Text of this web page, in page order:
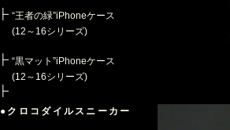
“王者の緑”iPhoneケース
(12～16シリーズ)
“黒マット”iPhoneケース
(12～16シリーズ)
●クロコダイルスニーカー